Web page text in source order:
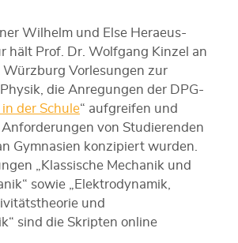
Wilhelm und Else Heraeus-
hält Prof. Dr. Wolfgang Kinzel an
Vorlesungen zur
die Anregungen der DPG-
der Schule“ aufgreifen und
von Studierenden
Gymnasien konzipiert wurden.
„Klassische Mechanik und
sowie „Elektrodynamik,
und
sind die Skripten online